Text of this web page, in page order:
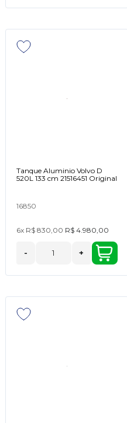
Tanque Aluminio Volvo D
520L 133 cm 21516451 Original
16850
6x R$ 830,00 R$ 4.980,00
- +